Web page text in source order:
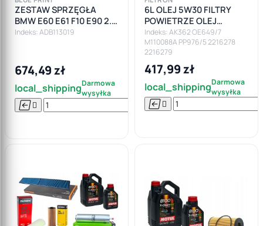
ZESTAW SPRZĘGŁA
BMW E60 E61 F10 E90 2.5
3.0 I
Indeks: ADB113019
674,49 zł
local_shippingDarmowa
wysyłka
  

Do
6L OLEJ 5W30 FILTRY
POWIETRZE OLEJ
PALIWO KABINA BMW
E90 E91 E87 2.0D M47
Indeks: AK362 OE649/7
M110088A PP976/5 2216278
2216279
417,99 zł
local_shippingDarmowa
wysyłka
 